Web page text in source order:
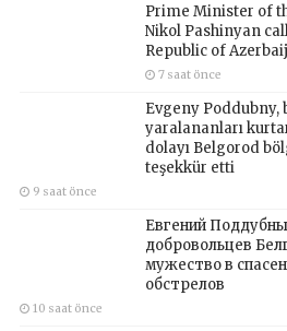
Prime Minister of
Nikol Pashinyan
Republic of
7 saat önce
Evgeny Poddubny,
yaralananları
dolayı Belgorod
teşekkür etti
9 saat önce
Евгений
добровольцев
мужество в
обстрелов
10 saat önce